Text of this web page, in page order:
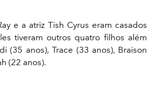
e a atriz Tish Cyrus eram casados
tiveram outros quatro filhos além
(35 anos), Trace (33 anos), Braison
(22 anos).